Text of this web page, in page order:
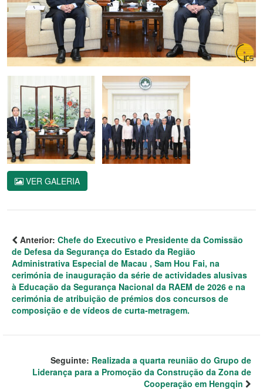
VER GALERIA
Anterior: Chefe do Executivo e Presidente da Comissão
de Defesa da Segurança do Estado da Região
Administrativa Especial de Macau , Sam Hou Fai, na
cerimónia de inauguração da série de actividades alusivas
à Educação da Segurança Nacional da RAEM de 2026 e na
cerimónia de atribuição de prémios dos concursos de
composição e de vídeos de curta-metragem.
Seguinte: Realizada a quarta reunião do Grupo de
Liderança para a Promoção da Construção da Zona de
Cooperação em Hengqin